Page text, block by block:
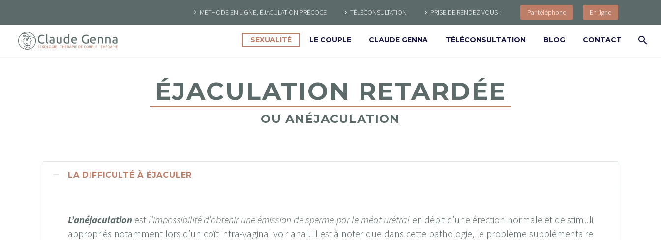
METHODE EN LIGNE, ÉJACULATION PRÉCOCE TÉLÉCONSULTATION PRISE DE RENDEZ-VOUS : Par téléphone En ligne
SEXUALITÉ LE COUPLE CLAUDE GENNA TÉLÉCONSULTATION BLOG CONTACT
ÉJACULATION RETARDÉE
OU ANÉJACULATION
LA DIFFICULTÉ À ÉJACULER
L’anéjaculation est l’impossibilité d’obtenir une émission de sperme par le méat urétral en dépit d’une érection normale et de stimuli
appropriés notamment lors d’un coït intra-vaginal voir anal. Il est à noter que dans cette pathologie, le problème supplémentaire